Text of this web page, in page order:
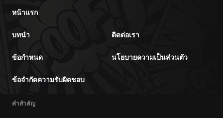
หน้าแรก
บทนำ ติดต่อเรา
ข้อกำหนด นโยบายความเป็นส่วนตัว
ข้อจำกัดความรับผิดชอบ
คำสำคัญ